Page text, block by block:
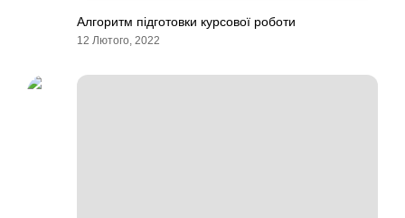
Алгоритм підготовки курсової роботи
12 Лютого, 2022